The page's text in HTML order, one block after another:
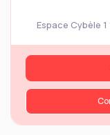
Espace Cybèle